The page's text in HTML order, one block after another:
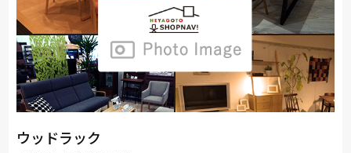
ウッドラック